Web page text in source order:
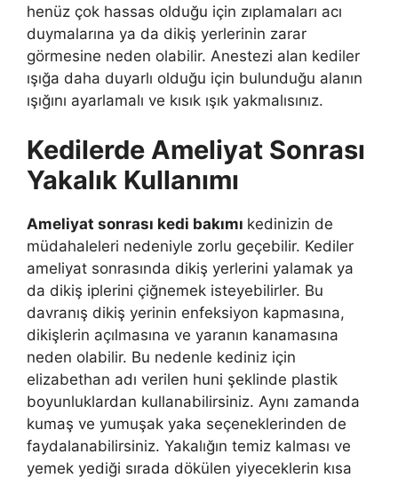
henüz çok hassas olduğu için zıplamaları acı
duymalarına ya da dikiş yerlerinin zarar
görmesine neden olabilir. Anestezi alan kediler
ışığa daha duyarlı olduğu için bulunduğu alanın
ışığını ayarlamalı ve kısık ışık yakmalısınız.
Kedilerde Ameliyat Sonrası
Yakalık Kullanımı
Ameliyat sonrası kedi bakımı kedinizin de
müdahaleleri nedeniyle zorlu geçebilir. Kediler
ameliyat sonrasında dikiş yerlerini yalamak ya
da dikiş iplerini çiğnemek isteyebilirler. Bu
davranış dikiş yerinin enfeksiyon kapmasına,
dikişlerin açılmasına ve yaranın kanamasına
neden olabilir. Bu nedenle kediniz için
elizabethan adı verilen huni şeklinde plastik
boyunluklardan kullanabilirsiniz. Aynı zamanda
kumaş ve yumuşak yaka seçeneklerinden de
faydalanabilirsiniz. Yakalığın temiz kalması ve
yemek yediği sırada dökülen yiyeceklerin kısa